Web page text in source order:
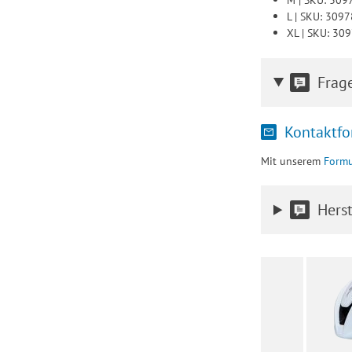
L | SKU:
XL | SKU:
Mit unserem